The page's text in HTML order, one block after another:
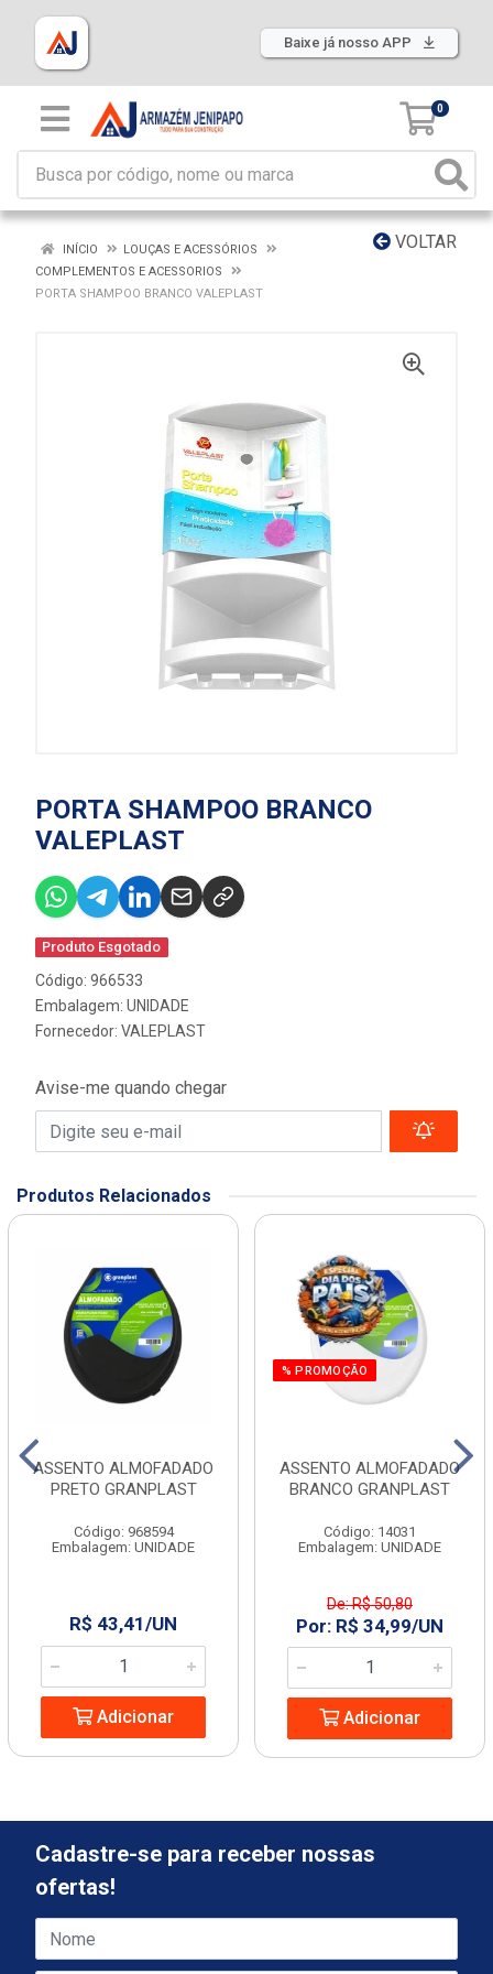
Baixe já nosso APP
0
VOLTAR
INÍCIO
LOUÇAS E ACESSÓRIOS
COMPLEMENTOS E ACESSORIOS
PORTA SHAMPOO BRANCO VALEPLAST
PORTA SHAMPOO BRANCO
VALEPLAST
Produto Esgotado
Código: 966533
Embalagem: UNIDADE
Fornecedor: VALEPLAST
Avise-me quando chegar
Produtos Relacionados
ASSENTO ALMOFADADO
PRETO GRANPLAST
Código: 968594
Embalagem: UNIDADE
R$ 43,41/UN
Adicionar
% PROMOÇÃO
ASSENTO ALMOFADADO
BRANCO GRANPLAST
Código: 14031
Embalagem: UNIDADE
De: R$ 50,80
Por: R$ 34,99/UN
Adicionar
Cadastre-se para receber nossas
ofertas!